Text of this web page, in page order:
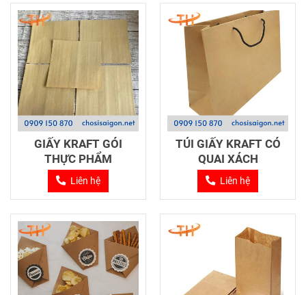
GIẤY KRAFT GÓI
THỰC PHẨM
Liên hệ
TÚI GIẤY KRAFT CÓ
QUAI XÁCH
Liên hệ